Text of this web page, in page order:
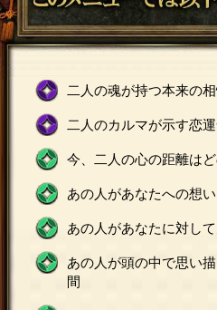
二人の魂が持つ本来の
二人のカルマが示す恋
今、二人の心の距離は
あの人があなたへの想
あの人があなたに対し
あの人が頭の中で思い
間